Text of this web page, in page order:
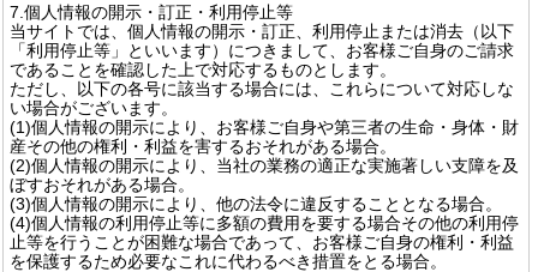
7.個人情報の開示・訂正・利用停止等
当サイトでは、個人情報の開示・訂正、利用停止または消去（以下
「利用停止等」といいます）につきまして、お客様ご自身のご請求
であることを確認した上で対応するものとします。
ただし、以下の各号に該当する場合には、これらについて対応しな
い場合がございます。
(1)個人情報の開示により、お客様ご自身や第三者の生命・身体・財
産その他の権利・利益を害するおそれがある場合。
(2)個人情報の開示により、当社の業務の適正な実施著しい支障を及
ぼすおそれがある場合。
(3)個人情報の開示により、他の法令に違反することとなる場合。
(4)個人情報の利用停止等に多額の費用を要する場合その他の利用停
止等を行うことが困難な場合であって、お客様ご自身の権利・利益
を保護するため必要なこれに代わるべき措置をとる場合。